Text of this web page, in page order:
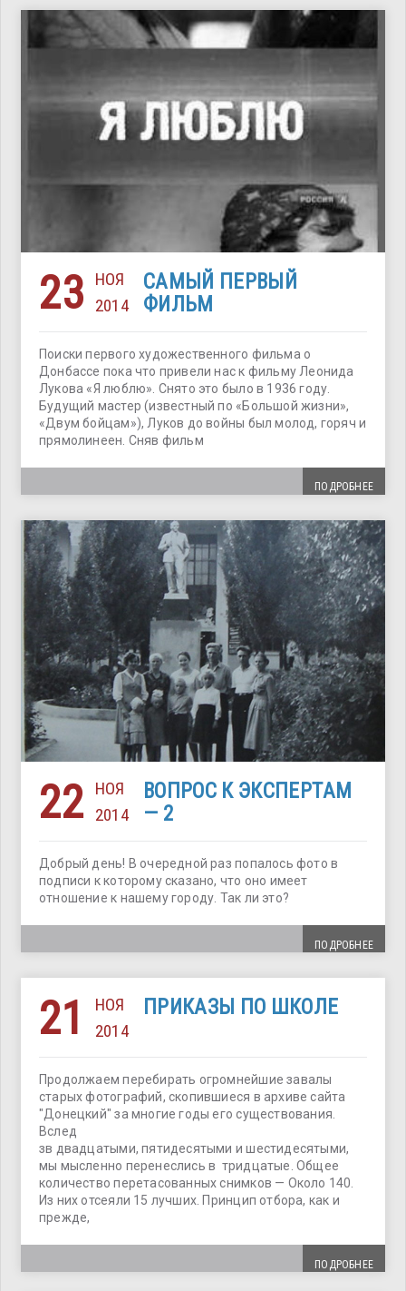
23
НОЯ
2014
САМЫЙ ПЕРВЫЙ
ФИЛЬМ
Поиски первого художественного фильма о
Донбассе пока что привели нас к фильму Леонида
Лукова «Я люблю». Снято это было в 1936 году.
Будущий мастер (известный по «Большой жизни»,
«Двум бойцам»), Луков до войны был молод, горяч и
прямолинеен. Сняв фильм
ПОДРОБНЕЕ
22
НОЯ
2014
ВОПРОС К ЭКСПЕРТАМ
— 2
Добрый день! В очередной раз попалось фото в
подписи к которому сказано, что оно имеет
отношение к нашему городу. Так ли это?
ПОДРОБНЕЕ
21
НОЯ
2014
ПРИКАЗЫ ПО ШКОЛЕ
Продолжаем перебирать огромнейшие завалы
старых фотографий, скопившиеся в архиве сайта
"Донецкий" за многие годы его существования.
Вслед
зв двадцатыми, пятидесятыми и шестидесятыми,
мы мысленно перенеслись в тридцатые. Общее
количество перетасованных снимков — Около 140.
Из них отсеяли 15 лучших. Принцип отбора, как и
прежде,
ПОДРОБНЕЕ